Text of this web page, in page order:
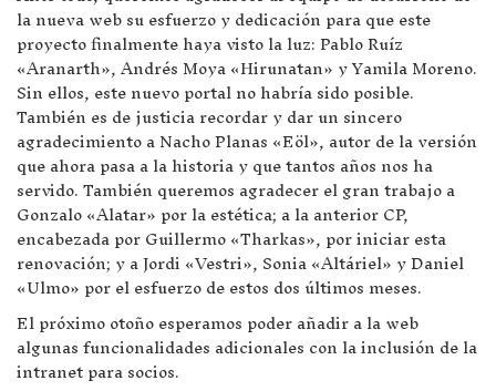
la nueva web su esfuerzo y dedicación para que este
proyecto finalmente haya visto la luz: Pablo Ruíz
«Aranarth», Andrés Moya «Hirunatan» y Yamila Moreno.
Sin ellos, este nuevo portal no habría sido posible.
También es de justicia recordar y dar un sincero
agradecimiento a Nacho Planas «Eöl», autor de la versión
que ahora pasa a la historia y que tantos años nos ha
servido. También queremos agradecer el gran trabajo a
Gonzalo «Alatar» por la estética; a la anterior CP,
encabezada por Guillermo «Tharkas», por iniciar esta
renovación; y a Jordi «Vestri», Sonia «Altáriel» y Daniel
«Ulmo» por el esfuerzo de estos dos últimos meses.
El próximo otoño esperamos poder añadir a la web
algunas funcionalidades adicionales con la inclusión de la
intranet para socios.